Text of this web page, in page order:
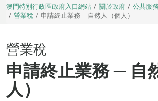
澳門特別行政區政府入口網站 關於政府 公共服務
營業稅
申請終止業務 ─ 自然人（個人）
營業稅
申請終止業務 ─ 自
人）